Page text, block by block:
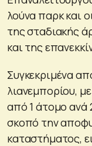
λούνα παρκ και
της σταδιακής
και της
Συγκεκριμένα
λιανεμπορίου,
από 1 άτομο ανά
σκοπό την
καταστήματος,